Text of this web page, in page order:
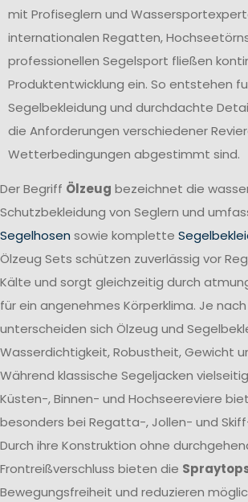
mit Profiseglern und
internationalen Regatten,
professionellen Segelsport fließen
Produktentwicklung ein. So entstehen
Segelbekleidung und durchdachte
die Anforderungen verschiedener
Wetterbedingungen abgestimmt sind.
Der Begriff Ölzeug bezeichnet die
Schutzbekleidung von Seglern und
Segelhosen sowie komplette
Ölzeug Sets schützen zuverlässig vor
Kälte und sorgt gleichzeitig durch
für ein angenehmes Körperklima. Je
unterscheiden sich Ölzeug und
Wasserdichtigkeit, Robustheit, Gewicht
Während klassische Segeljacken
Küsten-, Binnen- und Hochseereviere
besonders bei Regatta-, Jollen- und
Durch ihre Konstruktion ohne
Frontreißverschluss bieten die
Bewegungsfreiheit und reduzieren